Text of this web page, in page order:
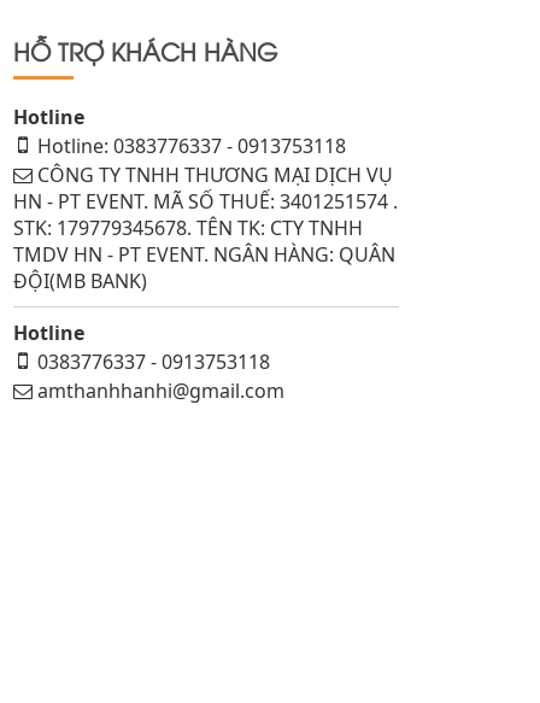
HỖ TRỢ KHÁCH HÀNG
Hotline
Hotline: 0383776337 - 0913753118
CÔNG TY TNHH THƯƠNG MẠI DỊCH VỤ
HN - PT EVENT. MÃ SỐ THUẾ: 3401251574 .
STK: 179779345678. TÊN TK: CTY TNHH
TMDV HN - PT EVENT. NGÂN HÀNG: QUÂN
ĐỘI(MB BANK)
Hotline
0383776337 - 0913753118
amthanhhanhi@gmail.com